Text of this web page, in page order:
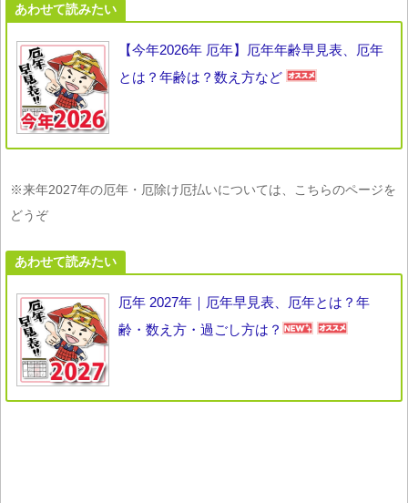
あわせて読みたい
【今年2026年 厄年】厄年年齢早見表、厄年
とは？年齢は？数え方など
※来年2027年の厄年・厄除け厄払いについては、こちらのページを
どうぞ
あわせて読みたい
厄年 2027年｜厄年早見表、厄年とは？年
齢・数え方・過ごし方は？